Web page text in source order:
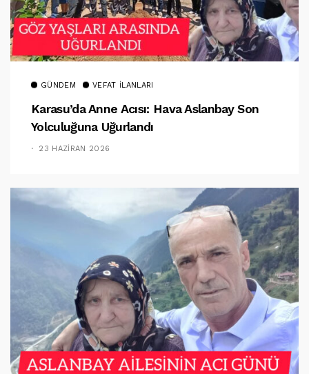
GÜNDEM VEFAT İLANLARI
Karasu’da Anne Acısı: Hava Aslanbay Son
Yolculuğuna Uğurlandı
23 HAZIRAN 2026